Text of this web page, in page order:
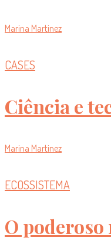
Marina Martinez
CASES
Ciência e
Marina Martinez
ECOSSISTEMA
O poderoso